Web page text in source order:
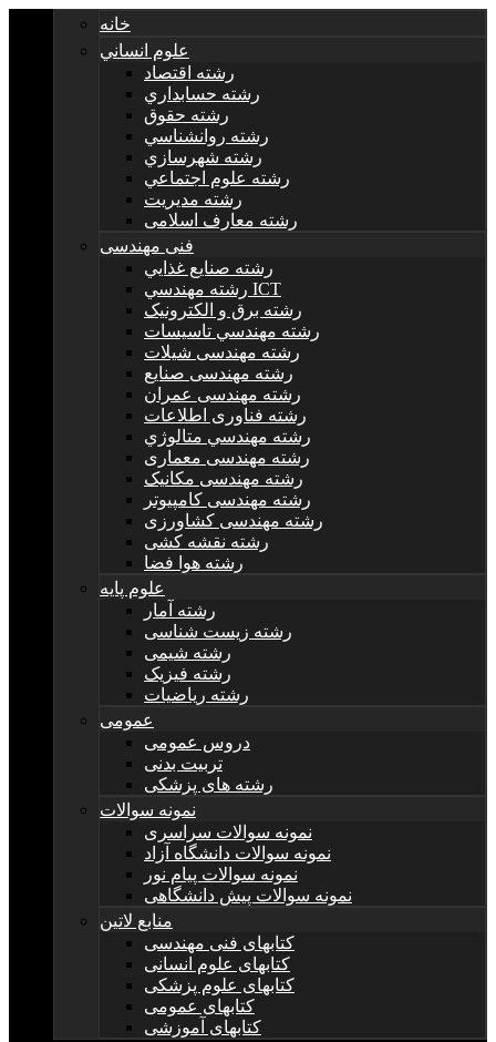
خانه
علوم انساني
رشته اقتصاد
رشته حسابداري
رشته حقوق
رشته روانشناسي
رشته شهرسازي
رشته علوم اجتماعي
رشته مديريت
رشته معارف اسلامی
فنی مهندسی
رشته صنايع غذايي
رشته مهندسي ICT
رشته برق و الکترونيک
رشته مهندسي تاسيسات
رشته مهندسی شیلات
رشته مهندسی صنایع
رشته مهندسی عمران
رشته فناوری اطلاعات
رشته مهندسي متالوژي
رشته مهندسی معماری
رشته مهندسی مکانیک
رشته مهندسی کامپیوتر
رشته مهندسی کشاورزی
رشته نقشه کشی
رشته هوا فضا
علوم پایه
رشته آمار
رشته زیست شناسی
رشته شیمی
رشته فیزیک
رشته ریاضیات
عمومی
دروس عمومی
تربیت بدنی
رشته های پزشکی
نمونه سوالات
نمونه سوالات سراسری
نمونه سوالات دانشگاه آزاد
نمونه سوالات پیام نور
نمونه سوالات پیش دانشگاهی
منابع لاتین
کتابهای فنی مهندسی
کتابهای علوم انسانی
کتابهای علوم پزشکی
کتابهای عمومی
کتابهای آموزشی